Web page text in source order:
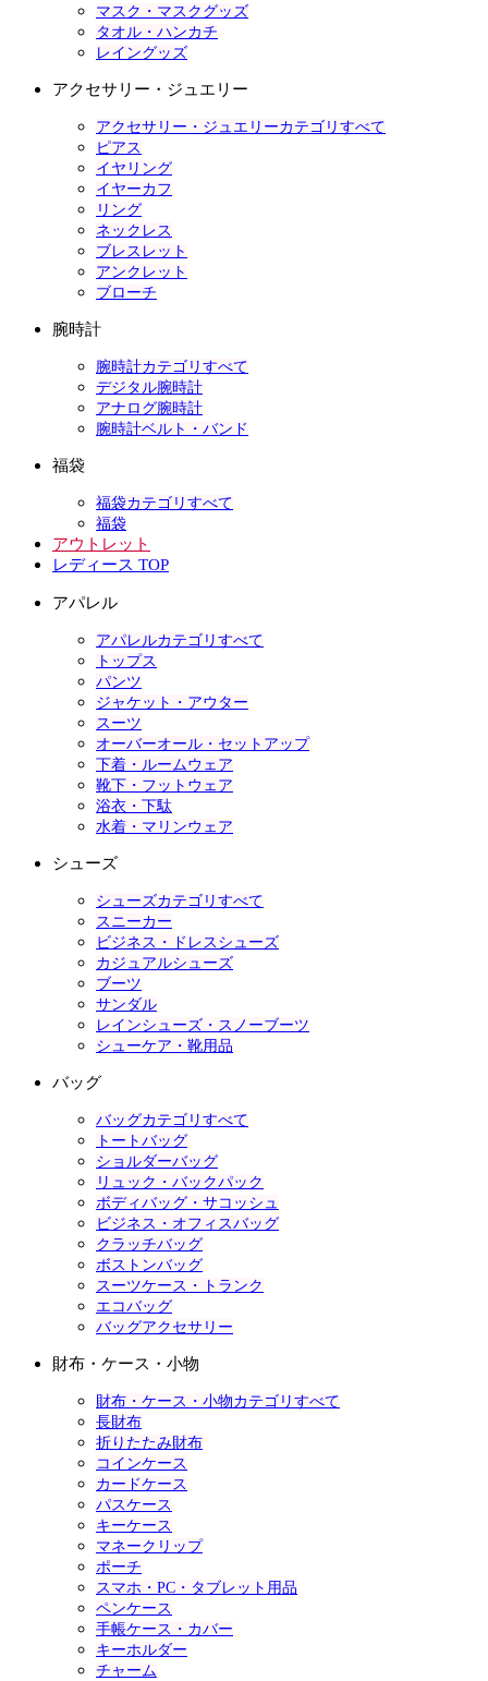
マスク・マスクグッズ
タオル・ハンカチ
レイングッズ
アクセサリー・ジュエリー
アクセサリー・ジュエリーカテゴリすべて
ピアス
イヤリング
イヤーカフ
リング
ネックレス
ブレスレット
アンクレット
ブローチ
腕時計
腕時計カテゴリすべて
デジタル腕時計
アナログ腕時計
腕時計ベルト・バンド
福袋
福袋カテゴリすべて
福袋
アウトレット
レディース TOP
アパレル
アパレルカテゴリすべて
トップス
パンツ
ジャケット・アウター
スーツ
オーバーオール・セットアップ
下着・ルームウェア
靴下・フットウェア
浴衣・下駄
水着・マリンウェア
シューズ
シューズカテゴリすべて
スニーカー
ビジネス・ドレスシューズ
カジュアルシューズ
ブーツ
サンダル
レインシューズ・スノーブーツ
シューケア・靴用品
バッグ
バッグカテゴリすべて
トートバッグ
ショルダーバッグ
リュック・バックパック
ボディバッグ・サコッシュ
ビジネス・オフィスバッグ
クラッチバッグ
ボストンバッグ
スーツケース・トランク
エコバッグ
バッグアクセサリー
財布・ケース・小物
財布・ケース・小物カテゴリすべて
長財布
折りたたみ財布
コインケース
カードケース
パスケース
キーケース
マネークリップ
ポーチ
スマホ・PC・タブレット用品
ペンケース
手帳ケース・カバー
キーホルダー
チャーム